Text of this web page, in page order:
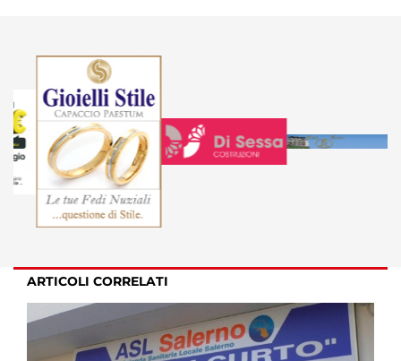
ARTICOLI CORRELATI